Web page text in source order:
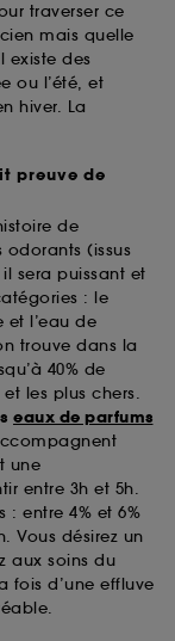
traverser ce
mais quelle
existe des
ou l’été, et
hiver. La
preuve de
de
(issus
sera puissant et
: le
et l’eau de
trouve dans la
40% de
les plus chers.
eaux de parfums
une
entre 3h et 5h.
: entre 4% et 6%
Vous désirez un
aux soins du
fois d’une effluve